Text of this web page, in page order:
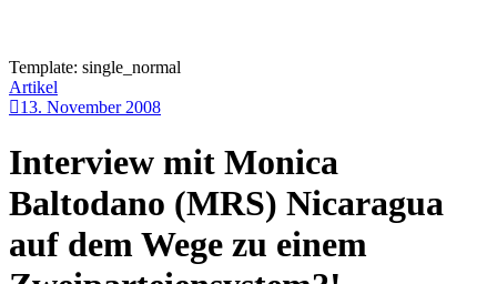
Template: single_normal
Artikel
13. November 2008
Interview mit Monica
Baltodano (MRS) Nicaragua
auf dem Wege zu einem